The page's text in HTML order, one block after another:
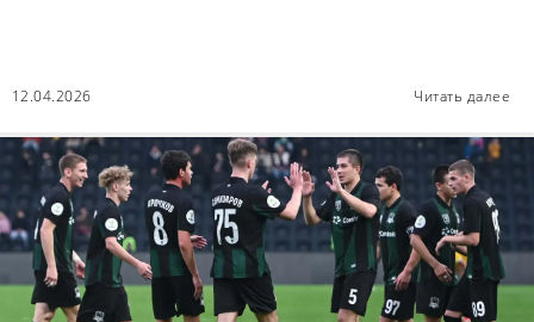
12.04.2026 Читать далее